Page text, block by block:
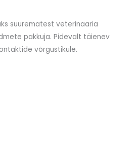
suurematest veterinaaria
pakkuja. Pidevalt täienev
võrgustikule.